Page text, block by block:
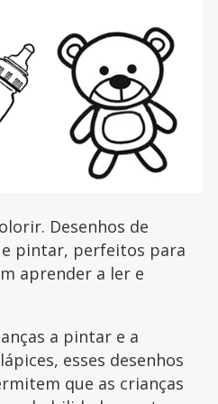
Desenhos de
pintar, perfeitos para
aprender a ler e
a pintar e a
esses desenhos
que as crianças